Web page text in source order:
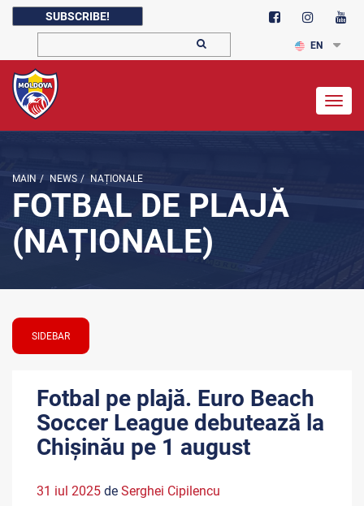
SUBSCRIBE!
EN
MAIN / NEWS / NAȚIONALE
FOTBAL DE PLAJĂ
(NAȚIONALE)
SIDEBAR
Fotbal pe plajă. Euro Beach
Soccer League debutează la
Chișinău pe 1 august
31 iul 2025 de Serghei Cipilencu